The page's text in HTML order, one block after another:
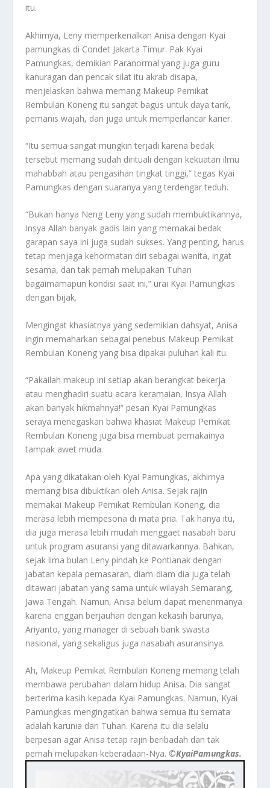
itu.
Akhirnya, Leny memperkenalkan Anisa dengan Kyai
pamungkas di Condet Jakarta Timur. Pak Kyai
Pamungkas, demikian Paranormal yang juga guru
kanuragan dan pencak silat itu akrab disapa,
menjelaskan bahwa memang Makeup Pemikat
Rembulan Koneng itu sangat bagus untuk daya tarik,
pemanis wajah, dan juga untuk memperlancar karier.
“Itu semua sangat mungkin terjadi karena bedak
tersebut memang sudah dirituali dengan kekuatan ilmu
mahabbah atau pengasihan tingkat tinggi,” tegas Kyai
Pamungkas dengan suaranya yang terdengar teduh.
“Bukan hanya Neng Leny yang sudah membuktikannya,
Insya Allah banyak gadis lain yang memakai bedak
garapan saya ini juga sudah sukses. Yang penting, harus
tetap menjaga kehormatan diri sebagai wanita, ingat
sesama, dan tak pernah melupakan Tuhan
bagaimamapun kondisi saat ini,” urai Kyai Pamungkas
dengan bijak.
Mengingat khasiatnya yang sedemikian dahsyat, Anisa
ingin memaharkan sebagai penebus Makeup Pemikat
Rembulan Koneng yang bisa dipakai puluhan kali itu.
“Pakailah makeup ini setiap akan berangkat bekerja
atau menghadiri suatu acara keramaian, Insya Allah
akan banyak hikmahnya!” pesan Kyai Pamungkas
seraya menegaskan bahwa khasiat Makeup Pemikat
Rembulan Koneng juga bisa membuat pemakainya
tampak awet muda.
Apa yang dikatakan oleh Kyai Pamungkas, akhirnya
memang bisa dibuktikan oleh Anisa. Sejak rajin
memakai Makeup Pemikat Rembulan Koneng, dia
merasa lebih mempesona di mata pria. Tak hanya itu,
dia juga merasa lebih mudah menggaet nasabah baru
untuk program asuransi yang ditawarkannya. Bahkan,
sejak lima bulan Leny pindah ke Pontianak dengan
jabatan kepala pemasaran, diam-diam dia juga telah
ditawari jabatan yang sama untuk wilayah Semarang,
Jawa Tengah. Namun, Anisa belum dapat menerimanya
karena enggan berjauhan dengan kekasih barunya,
Ariyanto, yang manager di sebuah bank swasta
nasional, yang sekaligus juga nasabah asuransinya.
Ah, Makeup Pemikat Rembulan Koneng memang telah
membawa perubahan dalam hidup Anisa. Dia sangat
berterima kasih kepada Kyai Pamungkas. Namun, Kyai
Pamungkas mengingatkan bahwa semua itu semata
adalah karunia dari Tuhan. Karena itu dia selalu
berpesan agar Anisa tetap rajin beribadah dan tak
pernah melupakan keberadaan-Nya.©️KyaiPamungkas.